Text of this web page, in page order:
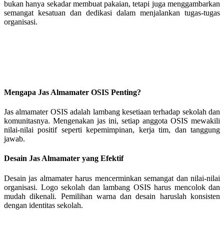
bukan hanya sekadar membuat pakaian, tetapi juga menggambarkan
semangat kesatuan dan dedikasi dalam menjalankan tugas-tugas
organisasi.
Mengapa Jas Almamater OSIS Penting?
Jas almamater OSIS adalah lambang kesetiaan terhadap sekolah dan
komunitasnya. Mengenakan jas ini, setiap anggota OSIS mewakili
nilai-nilai positif seperti kepemimpinan, kerja tim, dan tanggung
jawab.
Desain Jas Almamater yang Efektif
Desain jas almamater harus mencerminkan semangat dan nilai-nilai
organisasi. Logo sekolah dan lambang OSIS harus mencolok dan
mudah dikenali. Pemilihan warna dan desain haruslah konsisten
dengan identitas sekolah.